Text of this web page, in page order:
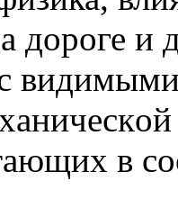
дороге
в